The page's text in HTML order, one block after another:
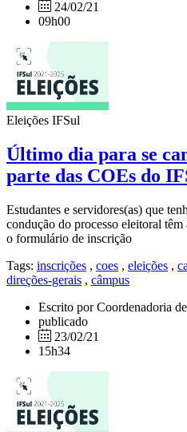
24/02/21
09h00
Eleições IFSul
Último dia para se
parte das COEs do
Estudantes e servidores(as) que
condução do processo eleitoral
o formulário de inscrição
Tags: inscrições , coes , eleições ,
direções-gerais , câmpus
Escrito por Coordenadoria
publicado
23/02/21
15h34